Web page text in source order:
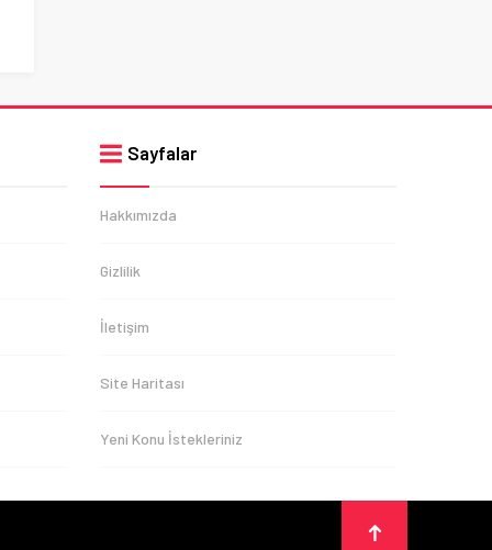
Sayfalar
Hakkımızda
Gizlilik
İletişim
Site Haritası
Yeni Konu İstekleriniz